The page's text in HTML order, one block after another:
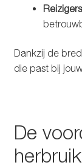
Dankzij de
die past bij
De